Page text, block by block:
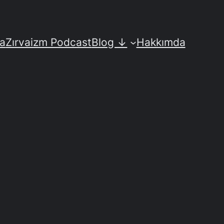
Zırvaizm PodcastBlog ↓ Hakkımda